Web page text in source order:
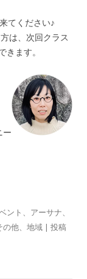
てください♪
は、次回クラス
きます。
ー
ント 、 アーサナ、
の他、 地域 | 投稿